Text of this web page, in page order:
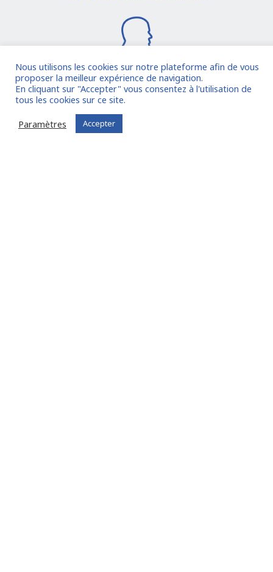
Je rejoins la communauté
Vous êtes déjà inscrit ?
Nous utilisons les cookies sur notre plateforme afin de vous
proposer la meilleur expérience de navigation.
En cliquant sur "Accepter" vous consentez à l'utilisation de
tous les cookies sur ce site.
Paramètres
Accepter